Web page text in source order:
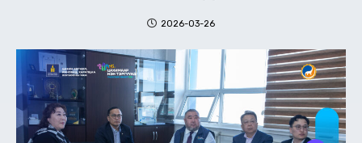
2026-03-26